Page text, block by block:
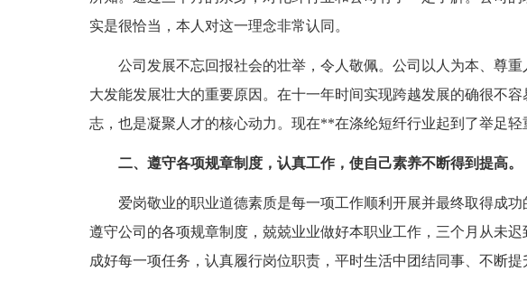
实是很恰当，本人对这一理念非常认同。
公司发展不忘回报社会的壮举，令人敬佩。公司以人为本、尊重
大发能发展壮大的重要原因。在十一年时间实现跨越发展的确很不
志，也是凝聚人才的核心动力。现在**在涤纶短纤行业起到了举足轻
二、遵守各项规章制度，认真工作，使自己素养不断得到提高。
爱岗敬业的职业道德素质是每一项工作顺利开展并最终取得成功
遵守公司的各项规章制度，兢兢业业做好本职业工作，三个月从未
成好每一项任务，认真履行岗位职责，平时生活中团结同事、不断